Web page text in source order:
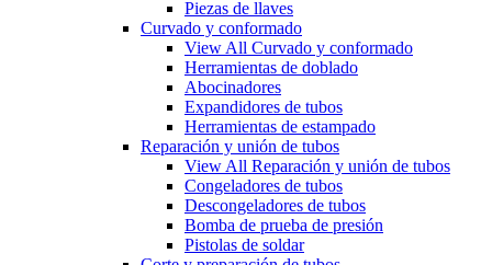
Piezas de llaves
Curvado y conformado
View All Curvado y conformado
Herramientas de doblado
Abocinadores
Expandidores de tubos
Herramientas de estampado
Reparación y unión de tubos
View All Reparación y unión de tubos
Congeladores de tubos
Descongeladores de tubos
Bomba de prueba de presión
Pistolas de soldar